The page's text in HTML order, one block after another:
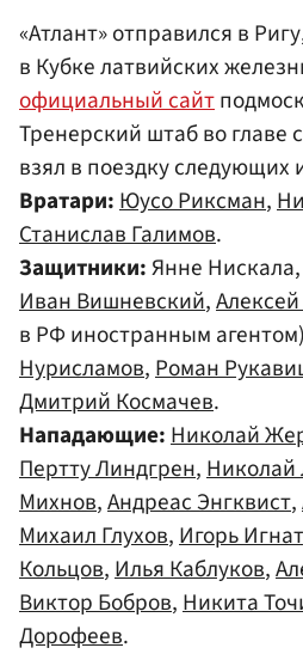
«Атлант» отправился в
в Кубке латвийских
официальный сайт
Тренерский штаб во главе
взял в поездку следующих
Вратари:Юусо Риксман,
Станислав Галимов.
Защитники:Янне Нискала,
Иван Вишневский,
в РФ иностранным
Нурисламов,Роман
Дмитрий Космачев.
Нападающие:Николай
Пертту Линдгрен,Николай
Михнов,Андреас Энгквист,
Михаил Глухов,Игорь
Кольцов,Илья Каблуков,
Виктор Бобров,Никита
Дорофеев.